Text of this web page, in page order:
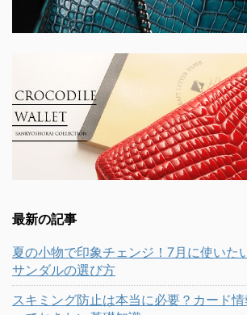
最新の記事
夏の小物で印象チェンジ！7月に使いた
サンダルの選び方
スキミング防止は本当に必要？カード